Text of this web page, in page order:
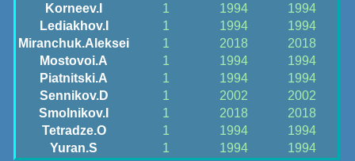
Korneev.I
1 1994
1994
Lediakhov.I
1 1994
1994
Miranchuk.Aleksei
1 2018
2018
Mostovoi.A
1 1994
1994
Piatnitski.A
1 1994
1994
Sennikov.D
1 2002
2002
Smolnikov.I
1 2018
2018
Tetradze.O
1 1994
1994
Yuran.S
1 1994 1994